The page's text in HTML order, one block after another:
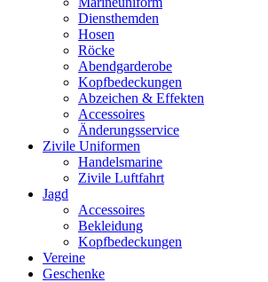
Diensthemden
Hosen
Röcke
Abendgarderobe
Kopfbedeckungen
Abzeichen & Effekten
Accessoires
Änderungsservice
Zivile Uniformen
Handelsmarine
Zivile Luftfahrt
Jagd
Accessoires
Bekleidung
Kopfbedeckungen
Vereine
Geschenke